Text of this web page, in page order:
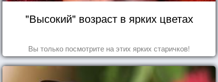
"Высокий" возраст в ярких цветах
Вы только посмотрите на этих ярких старичков!